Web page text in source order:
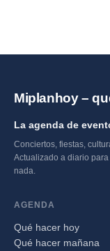
Miplanhoy –
La agenda de
Conciertos, fiestas,
Actualizado a diario
nada.
AGENDA
Qué hacer hoy
Qué hacer mañana